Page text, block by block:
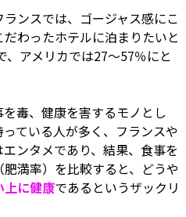
ンスでは、ゴージャス感にこ
わったホテルに泊まりたいと
アメリカでは27～57％にと
毒、健康を害するモノとし
ている人が多く、フランスや
ンタメであり、結果、食事を
満率）を比較すると、どうや
上に健康であるというザックリ